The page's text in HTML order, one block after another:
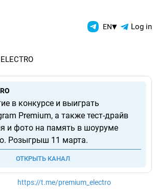
— EN▾ Log in
в конкурсе и выиграть
Premium, а также тест-драйв
и фото на память в шоуруме
Розыгрыш 11 марта.
ОТКРЫТЬ КАНАЛ
https://t.me/premium_electro